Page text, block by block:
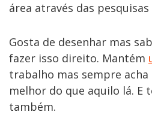
área através das
Gosta de desenhar mas
fazer isso direito. Mantém
trabalho mas sempre
melhor do que aquilo lá. E
também.